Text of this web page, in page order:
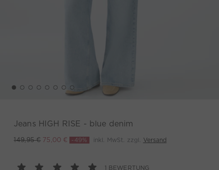
Jeans HIGH RISE - blue denim
149,95 € 75,00 € -49% inkl. MwSt. zzgl. Versand
1 BEWERTUNG